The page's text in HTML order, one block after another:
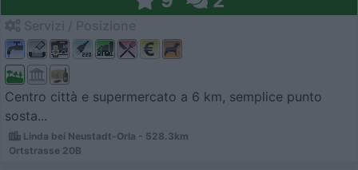
Centro città e supermercato a 6 km, semplice punto
sosta...
Linda bei Neustadt-Orla - 528.3km
Ortstrasse 20B